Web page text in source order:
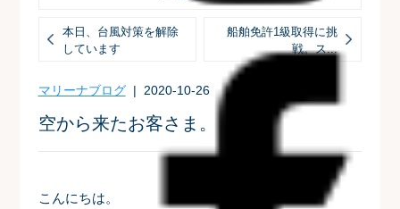
本日、台風対策を解除
しています
船舶免許1級取得に挑
戦。ス...
マリーナブログ| 2020-10-26
空から来たお客さま。
こんにちは。